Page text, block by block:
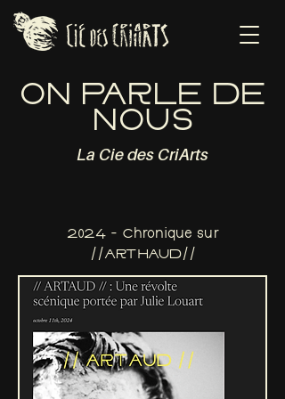
ON PARLE DE
NOUS
La Cie des CriArts
2024 - Chronique sur
//ARTHAUD//